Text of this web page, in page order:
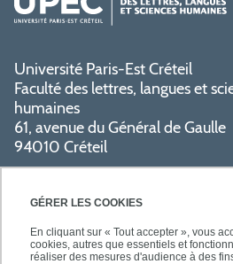
GÉRER LES COOKIES
En cliquant sur « Tout accepter », vous
cookies, autres que essentiels et
réaliser des mesures d'audience à des
Université Paris-Est Créteil
Faculté des lettres, langues et
humaines
61, avenue du Général de Gaulle
94010 Créteil
PRATIQUE